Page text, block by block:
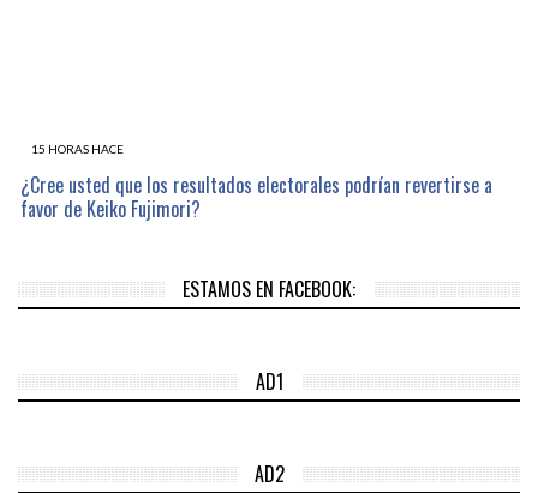
15 HORAS HACE
¿Cree usted que los resultados electorales podrían revertirse a
favor de Keiko Fujimori?
ESTAMOS EN FACEBOOK:
AD1
AD2